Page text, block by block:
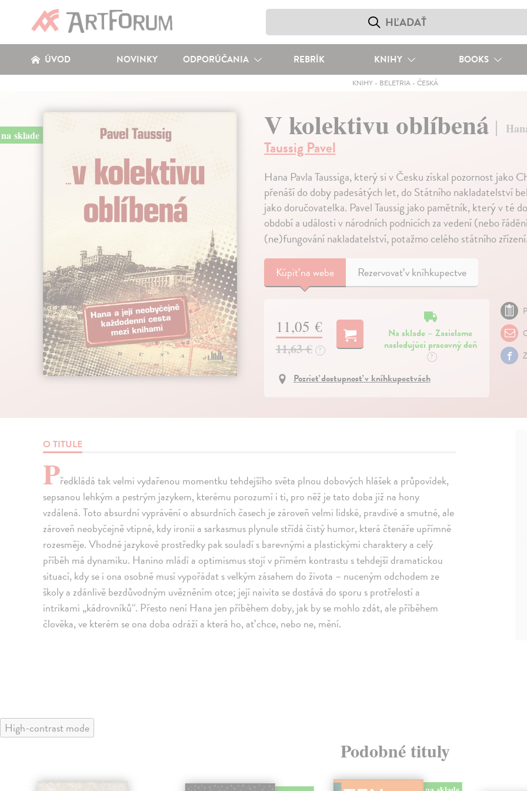
ÚVOD NOVINKY ODPORÚČANIA REBRÍK KNIHY BOOKS
KNIHY- BELETRIA- ČESKÁ
na sklade V kolektivu oblíbená
Taussig Pavel
Hana Pavla Taussiga, který si v Česku získal pozornost jako
přenáší do doby padesátých let, do Státního nakladatelství
jako doručovatelka. Pavel Taussig jako pamětník, který v té
období a události v národních podnicích za vedení (nebo
(ne)fungování nakladatelství, potažmo celého státního
Kúpiťna webe Rezervovať v kníhkupectve
11,05 €
11,63 € ?
Na sklade – Zasielame
nasledujúci pracovný deň
?
Pozrieť dostupnosť v kníhkupectvách
O TITULE
Předkládá tak velmi vydařenou momentku tehdejšího světa plnou dobových hlášek a průpovídek,
sepsanou lehkým a pestrým jazykem, kterému porozumí i ti, pro něž je tato doba již na hony
vzdálená. Toto absurdní vyprávění o absurdních časech je zároveň velmi lidské, pravdivé a smutné, ale
zároveň neobyčejně vtipné, kdy ironii a sarkasmus plynule střídá čistý humor, která čtenáře upřímně
rozesměje. Vhodné jazykové prostředky pak souladí s barevnými a plastickými charaktery a celý
příběh má dynamiku. Hanino mládí a optimismus stojí v přímém kontrastu s tehdejší dramatickou
situací, kdy se i ona osobně musí vypořádat s velkým zásahem do života – nuceným odchodem ze
školy a zdánlivě bezdůvodným uvězněním otce; její naivita se dostává do sporu s protřelostí a
intrikami „kádrovníků“. Přesto není Hana jen příběhem doby, jak by se mohlo zdát, ale příběhem
člověka, ve kterém se ona doba odráží a která ho, ať chce, nebo ne, mění.
High-contrast mode
Podobné tituly